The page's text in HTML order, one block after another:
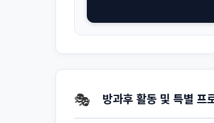
🎭 방과후 활동 및 특별 프